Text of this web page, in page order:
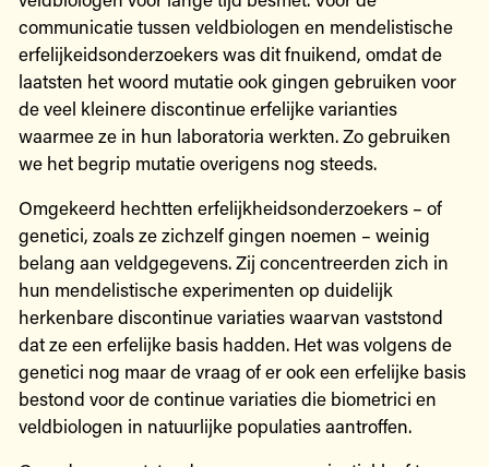
communicatie tussen veldbiologen en mendelistische
erfelijkeidsonderzoekers was dit fnuikend, omdat de
laatsten het woord mutatie ook gingen gebruiken voor
de veel kleinere discontinue erfelijke varianties
waarmee ze in hun laboratoria werkten. Zo gebruiken
we het begrip mutatie overigens nog steeds.
Omgekeerd hechtten erfelijkheidsonderzoekers – of
genetici, zoals ze zichzelf gingen noemen – weinig
belang aan veldgegevens. Zij concentreerden zich in
hun mendelistische experimenten op duidelijk
herkenbare discontinue variaties waarvan vaststond
dat ze een erfelijke basis hadden. Het was volgens de
genetici nog maar de vraag of er ook een erfelijke basis
bestond voor de continue variaties die biometrici en
veldbiologen in natuurlijke populaties aantroffen.